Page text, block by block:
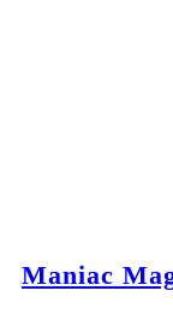
Maniac